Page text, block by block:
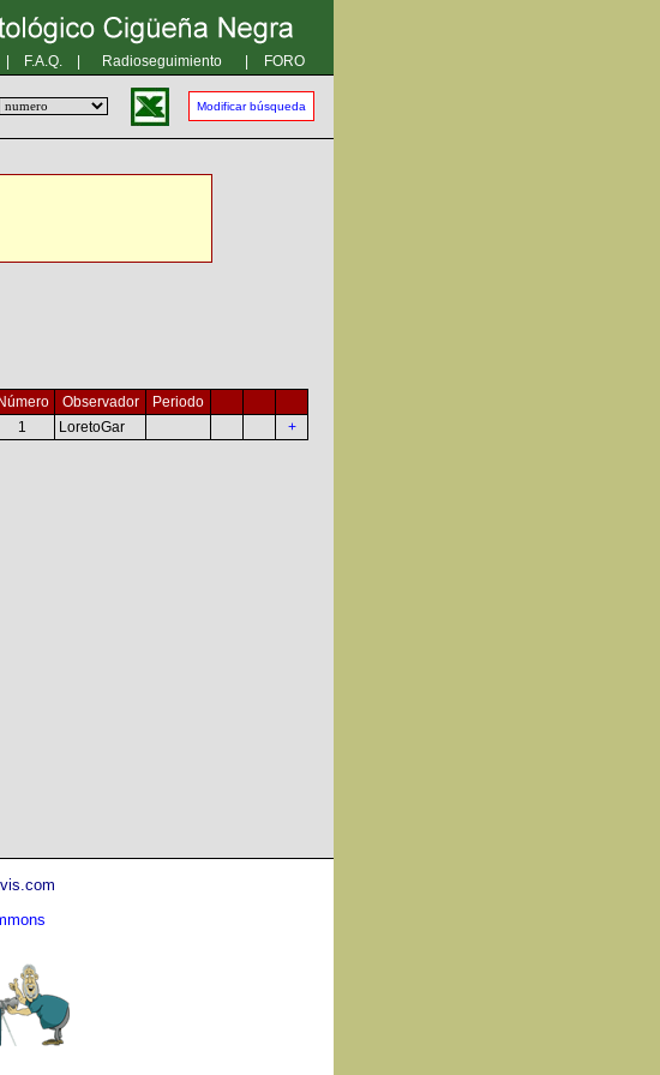
F.A.Q. Radioseguimiento FORO
Modificar búsqueda
Número Observador
Periodo
1 LoretoGar +